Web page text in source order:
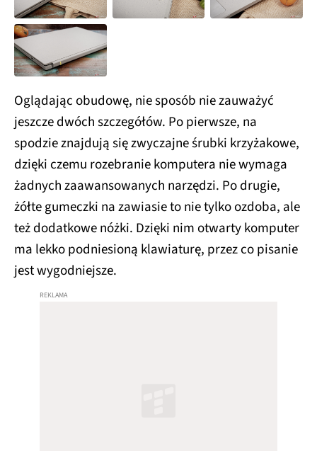
Oglądając obudowę, nie sposób nie zauważyć
jeszcze dwóch szczegółów. Po pierwsze, na
spodzie znajdują się zwyczajne śrubki krzyżakowe,
dzięki czemu rozebranie komputera nie wymaga
żadnych zaawansowanych narzędzi. Po drugie,
żółte gumeczki na zawiasie to nie tylko ozdoba, ale
też dodatkowe nóżki. Dzięki nim otwarty komputer
ma lekko podniesioną klawiaturę, przez co pisanie
jest wygodniejsze.